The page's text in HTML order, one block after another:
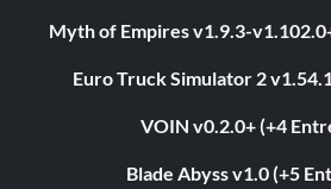
Myth of Empires v1.9.3-
Euro Truck Simulator 2
VOIN v0.2.0+ (+4
Blade Abyss v1.0 (+5